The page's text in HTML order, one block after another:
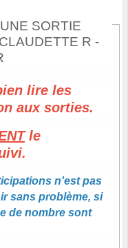
SORTIE
R -
lire les
aux sorties.
le
n'est pas
sans problème, si
de nombre sont